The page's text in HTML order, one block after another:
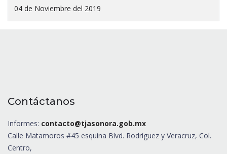
04 de Noviembre del 2019
Contáctanos
Informes: contacto@tjasonora.gob.mx
Calle Matamoros #45 esquina Blvd. Rodríguez y Veracruz, Col.
Centro,